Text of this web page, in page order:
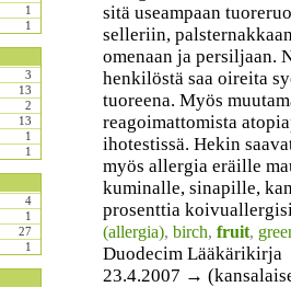
1
1
3
13
2
13
1
1
4
1
27
1
sitä useampaan
selleriin,
omenaan ja persiljaan.
henkilöstä saa oireita
tuoreena. Myös
reagoimattomista
ihotestissä. Hekin
myös allergia eräille
kuminalle, sinapille,
prosenttia
(allergia), birch, fruit,
Duodecim Lääkärikirja
23.4.2007 →